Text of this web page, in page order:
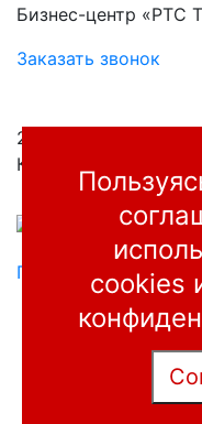
Бизнес-центр «РТС
Заказать звонок
2001—2026, ООО
Коллаборативные
Правоваяcookies